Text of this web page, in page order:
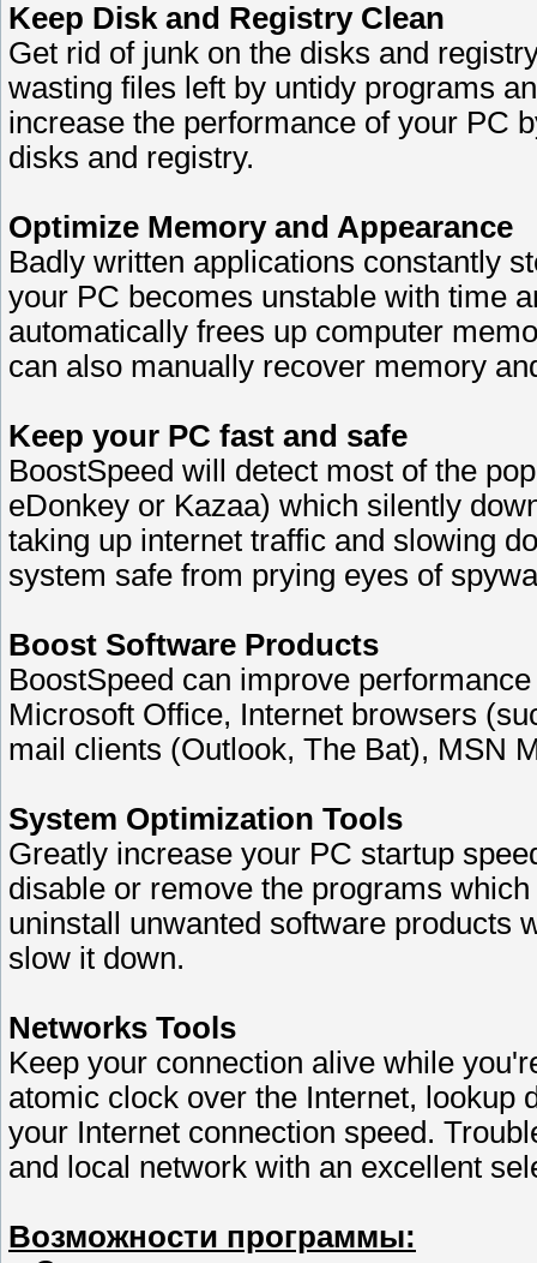
Keep Disk and Registry Clean
Get rid of junk on the disks and
wasting files left by untidy programs
increase the performance of your PC
disks and registry.
Optimize Memory and Appearance
Badly written applications constantly
your PC becomes unstable with time
automatically frees up computer
can also manually recover memory
Keep your PC fast and safe
BoostSpeed will detect most of the
eDonkey or Kazaa) which silently
taking up internet traffic and slowing
system safe from prying eyes of
Boost Software Products
BoostSpeed can improve
Microsoft Office, Internet browsers
mail clients (Outlook, The Bat), MSN
System Optimization Tools
Greatly increase your PC startup
disable or remove the programs
uninstall unwanted software products
slow it down.
Networks Tools
Keep your connection alive while
atomic clock over the Internet, lookup
your Internet connection speed.
and local network with an excellent
Возможности программы: